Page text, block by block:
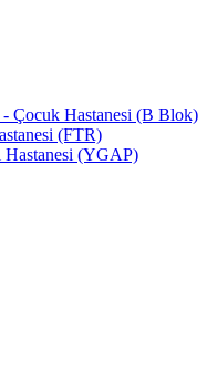
- Çocuk Hastanesi (B Blok)
(FTR)
(YGAP)